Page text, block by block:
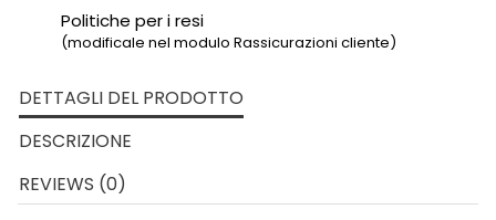
Politiche per i resi
(modificale nel modulo Rassicurazioni cliente)
DETTAGLI DEL PRODOTTO
DESCRIZIONE
REVIEWS (0)